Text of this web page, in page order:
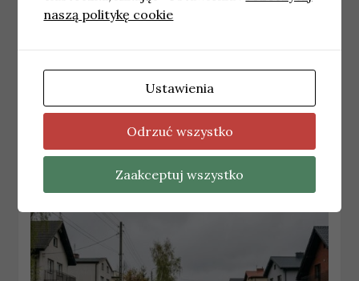
WROCŁAW
Gala Fryderyków 2026 we Wrocławiu:
Program wydarzeń w Narodowym Forum
15 kwietnia, 2026 redakcja
naszą politykę cookie
Ustawienia
Odrzuć wszystko
Zaakceptuj wszystko